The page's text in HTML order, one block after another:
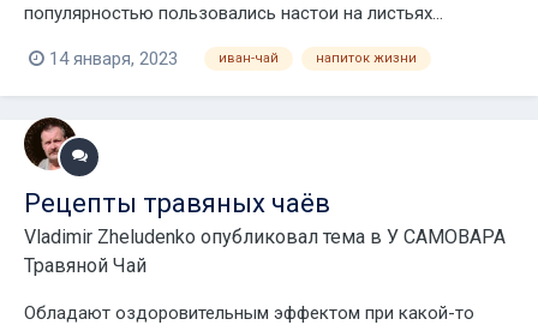
популярностью пользовались настои на листьях...
14 января, 2023 иван-чай напиток жизни
Рецепты травяных чаёв
Vladimir Zheludenko опубликовал тема в У САМОВАРА
Травяной Чай
Обладают оздоровительным эффектом при какой-то